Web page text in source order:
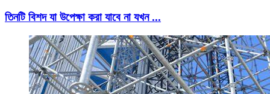
তিনটি বিশদ যা উপেক্ষা করা যাবে না যখন ...